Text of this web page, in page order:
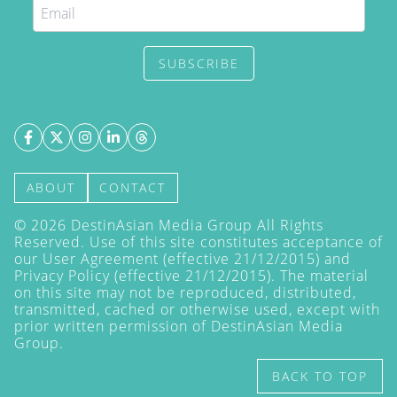
SUBSCRIBE
ABOUT CONTACT
© 2026 DestinAsian Media Group All Rights
Reserved. Use of this site constitutes acceptance of
our User Agreement (effective 21/12/2015) and
Privacy Policy (effective 21/12/2015). The material
on this site may not be reproduced, distributed,
transmitted, cached or otherwise used, except with
prior written permission of DestinAsian Media
Group.
BACK TO TOP